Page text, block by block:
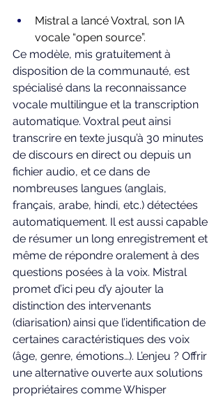
Mistral a lancé Voxtral, son IA
vocale “open source”.
Ce modèle, mis gratuitement à
disposition de la communauté, est
spécialisé dans la reconnaissance
vocale multilingue et la transcription
automatique. Voxtral peut ainsi
transcrire en texte jusqu’à 30 minutes
de discours en direct ou depuis un
fichier audio, et ce dans de
nombreuses langues (anglais,
français, arabe, hindi, etc.) détectées
automatiquement. Il est aussi capable
de résumer un long enregistrement et
même de répondre oralement à des
questions posées à la voix. Mistral
promet d’ici peu d’y ajouter la
distinction des intervenants
(diarisation) ainsi que l’identification de
certaines caractéristiques des voix
(âge, genre, émotions…). L’enjeu ? Offrir
une alternative ouverte aux solutions
propriétaires comme Whisper